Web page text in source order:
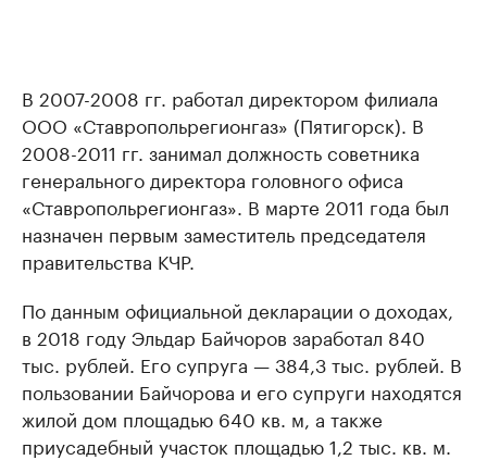
В 2007-2008 гг. работал директором филиала
ООО «Ставропольрегионгаз» (Пятигорск). В
2008-2011 гг. занимал должность советника
генерального директора головного офиса
«Ставропольрегионгаз». В марте 2011 года был
назначен первым заместитель председателя
правительства КЧР.
По данным официальной декларации о доходах,
в 2018 году Эльдар Байчоров заработал 840
тыс. рублей. Его супруга — 384,3 тыс. рублей. В
пользовании Байчорова и его супруги находятся
жилой дом площадью 640 кв. м, а также
приусадебный участок площадью 1,2 тыс. кв. м.